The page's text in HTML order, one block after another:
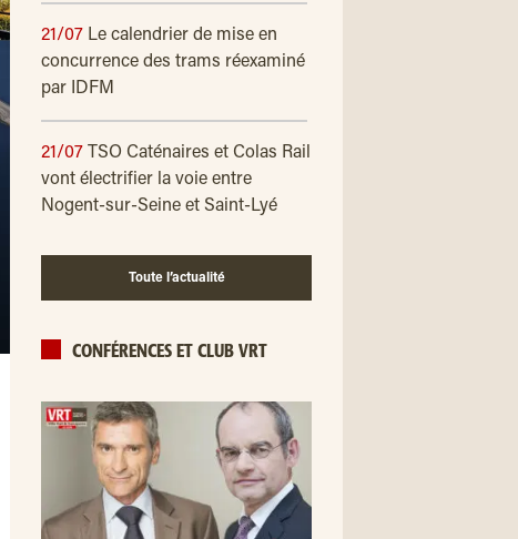
21/07 Le calendrier de mise en
concurrence des trams réexaminé
par IDFM
21/07
TSO Caténaires et Colas Rail
vont électrifier la voie entre
Nogent-sur-Seine et Saint-Lyé
Toute l’actualité
CONFÉRENCES ET CLUB VRT